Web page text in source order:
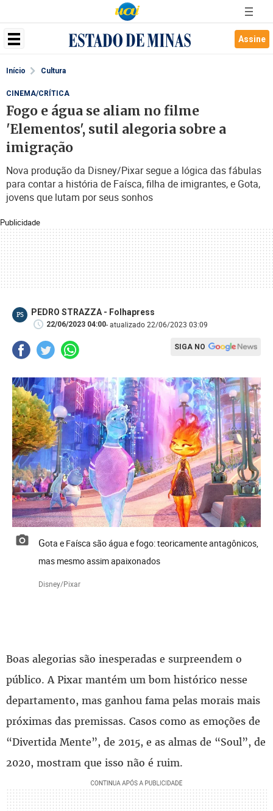
Assine
Início Cultura
Publicidade
CINEMA/CRÍTICA
Fogo e água se aliam no filme
'Elementos', sutil alegoria sobre a
imigração
Nova produção da Disney/Pixar segue a lógica das fábulas
para contar a história de Faísca, filha de imigrantes, e Gota,
jovens que lutam por seus sonhos
PS PEDRO STRAZZA - Folhapress
22/06/2023 04:00- atualizado 22/06/2023 03:09
SIGA NO
Gota e Faísca são água e fogo: teoricamente antagônicos,
mas mesmo assim apaixonados
Disney/Pixar
Boas alegorias são inesperadas e surpreendem o
público. A Pixar mantém um bom histórico nesse
departamento, mas ganhou fama pelas morais mais
próximas das premissas. Casos como as emoções de
“Divertida Mente”, de 2015, e as almas de “Soul”, de
2020, mostram que isso não é ruim.